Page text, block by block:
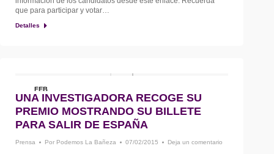
que para participar y votar…
Detalles
FEB
7
UNA INVESTIGADORA RECOGE SU
PREMIO MOSTRANDO SU BILLETE
PARA SALIR DE ESPAÑA
Prensa Por Podemos La Bañeza 07/02/2015 Deja un comentario